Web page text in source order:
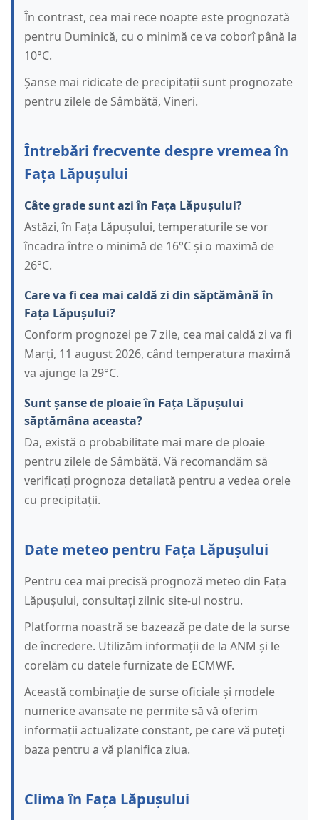
În contrast, cea mai rece noapte este prognozată
pentru Duminică, cu o minimă ce va coborî până la
10°C.
Șanse mai ridicate de precipitații sunt prognozate
pentru zilele de Sâmbătă, Vineri.
Întrebări frecvente despre vremea în
Fața Lăpușului
Câte grade sunt azi în Fața Lăpușului?
Astăzi, în Fața Lăpușului, temperaturile se vor
încadra între o minimă de 16°C și o maximă de
26°C.
Care va fi cea mai caldă zi din săptămână în
Fața Lăpușului?
Conform prognozei pe 7 zile, cea mai caldă zi va fi
Marți, 11 august 2026, când temperatura maximă
va ajunge la 29°C.
Sunt șanse de ploaie în Fața Lăpușului
săptămâna aceasta?
Da, există o probabilitate mai mare de ploaie
pentru zilele de Sâmbătă. Vă recomandăm să
verificați prognoza detaliată pentru a vedea orele
cu precipitații.
Date meteo pentru Fața Lăpușului
Pentru cea mai precisă prognoză meteo din Fața
Lăpușului, consultați zilnic site-ul nostru.
Platforma noastră se bazează pe date de la surse
de încredere. Utilizăm informații de la ANM și le
corelăm cu datele furnizate de ECMWF.
Această combinație de surse oficiale și modele
numerice avansate ne permite să vă oferim
informații actualizate constant, pe care vă puteți
baza pentru a vă planifica ziua.
Clima în Fața Lăpușului